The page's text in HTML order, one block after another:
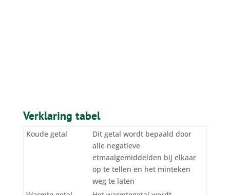
Verklaring tabel
Koude getal
Dit getal wordt bepaald door
alle negatieve
etmaalgemiddelden bij elkaar
op te tellen en het minteken
weg te laten